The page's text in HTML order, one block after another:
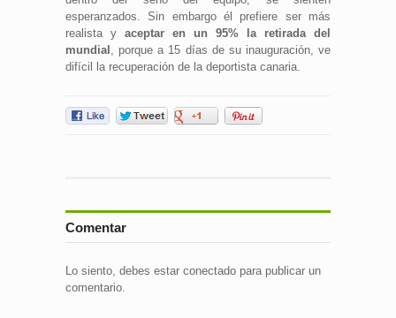
esperanzados. Sin embargo él prefiere ser más
realista y aceptar en un 95% la retirada del
mundial
, porque a 15 días de su inauguración, ve
difícil la recuperación de la deportista canaria.
Comentar
Lo siento, debes estar conectado para publicar un
comentario.